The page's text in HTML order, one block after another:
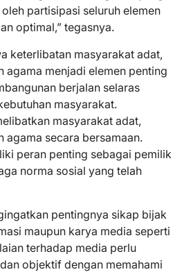
partisipasi seluruh elemen
optimal,” tegasnya.
keterlibatan masyarakat adat,
agama menjadi elemen penting
berjalan selaras
masyarakat.
masyarakat adat,
agama secara bersamaan.
peran penting sebagai pemilik
norma sosial yang telah
pentingnya sikap bijak
maupun karya media seperti
terhadap media perlu
objektif dengan memahami